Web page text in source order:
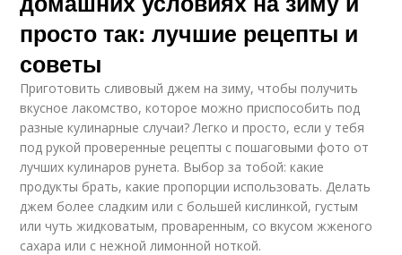
просто так: лучшие рецепты и
советы
Приготовить сливовый джем на зиму, чтобы получить
вкусное лакомство, которое можно приспособить под
разные кулинарные случаи? Легко и просто, если у тебя
под рукой проверенные рецепты с пошаговыми фото от
лучших кулинаров рунета. Выбор за тобой: какие
продукты брать, какие пропорции использовать. Делать
джем более сладким или с большей кислинкой, густым
или чуть жидковатым, проваренным, со вкусом жженого
сахара или с нежной лимонной ноткой.